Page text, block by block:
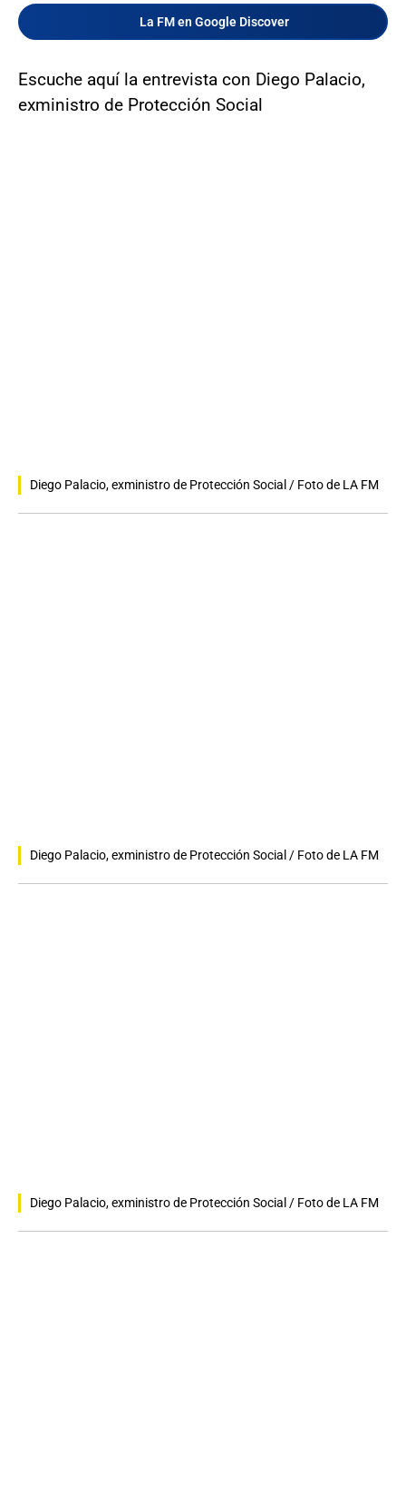
La FM en Google Discover
Escuche aquí la entrevista con Diego Palacio,
exministro de Protección Social
Diego Palacio, exministro de Protección Social / Foto de LA FM
Diego Palacio, exministro de Protección Social / Foto de LA FM
Diego Palacio, exministro de Protección Social / Foto de LA FM